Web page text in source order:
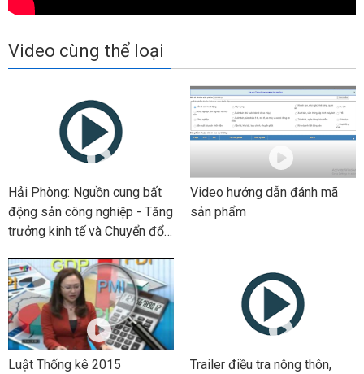
Video cùng thể loại
Hải Phòng: Nguồn cung bất
động sản công nghiệp - Tăng
trưởng kinh tế và Chuyển đổi
Video hướng dẫn đánh mã
sản phẩm
Luật Thống kê 2015
Trailer điều tra nông thôn,